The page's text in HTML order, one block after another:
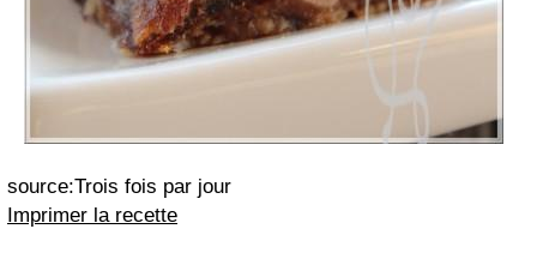
source:Trois fois par jour
Imprimer la recette